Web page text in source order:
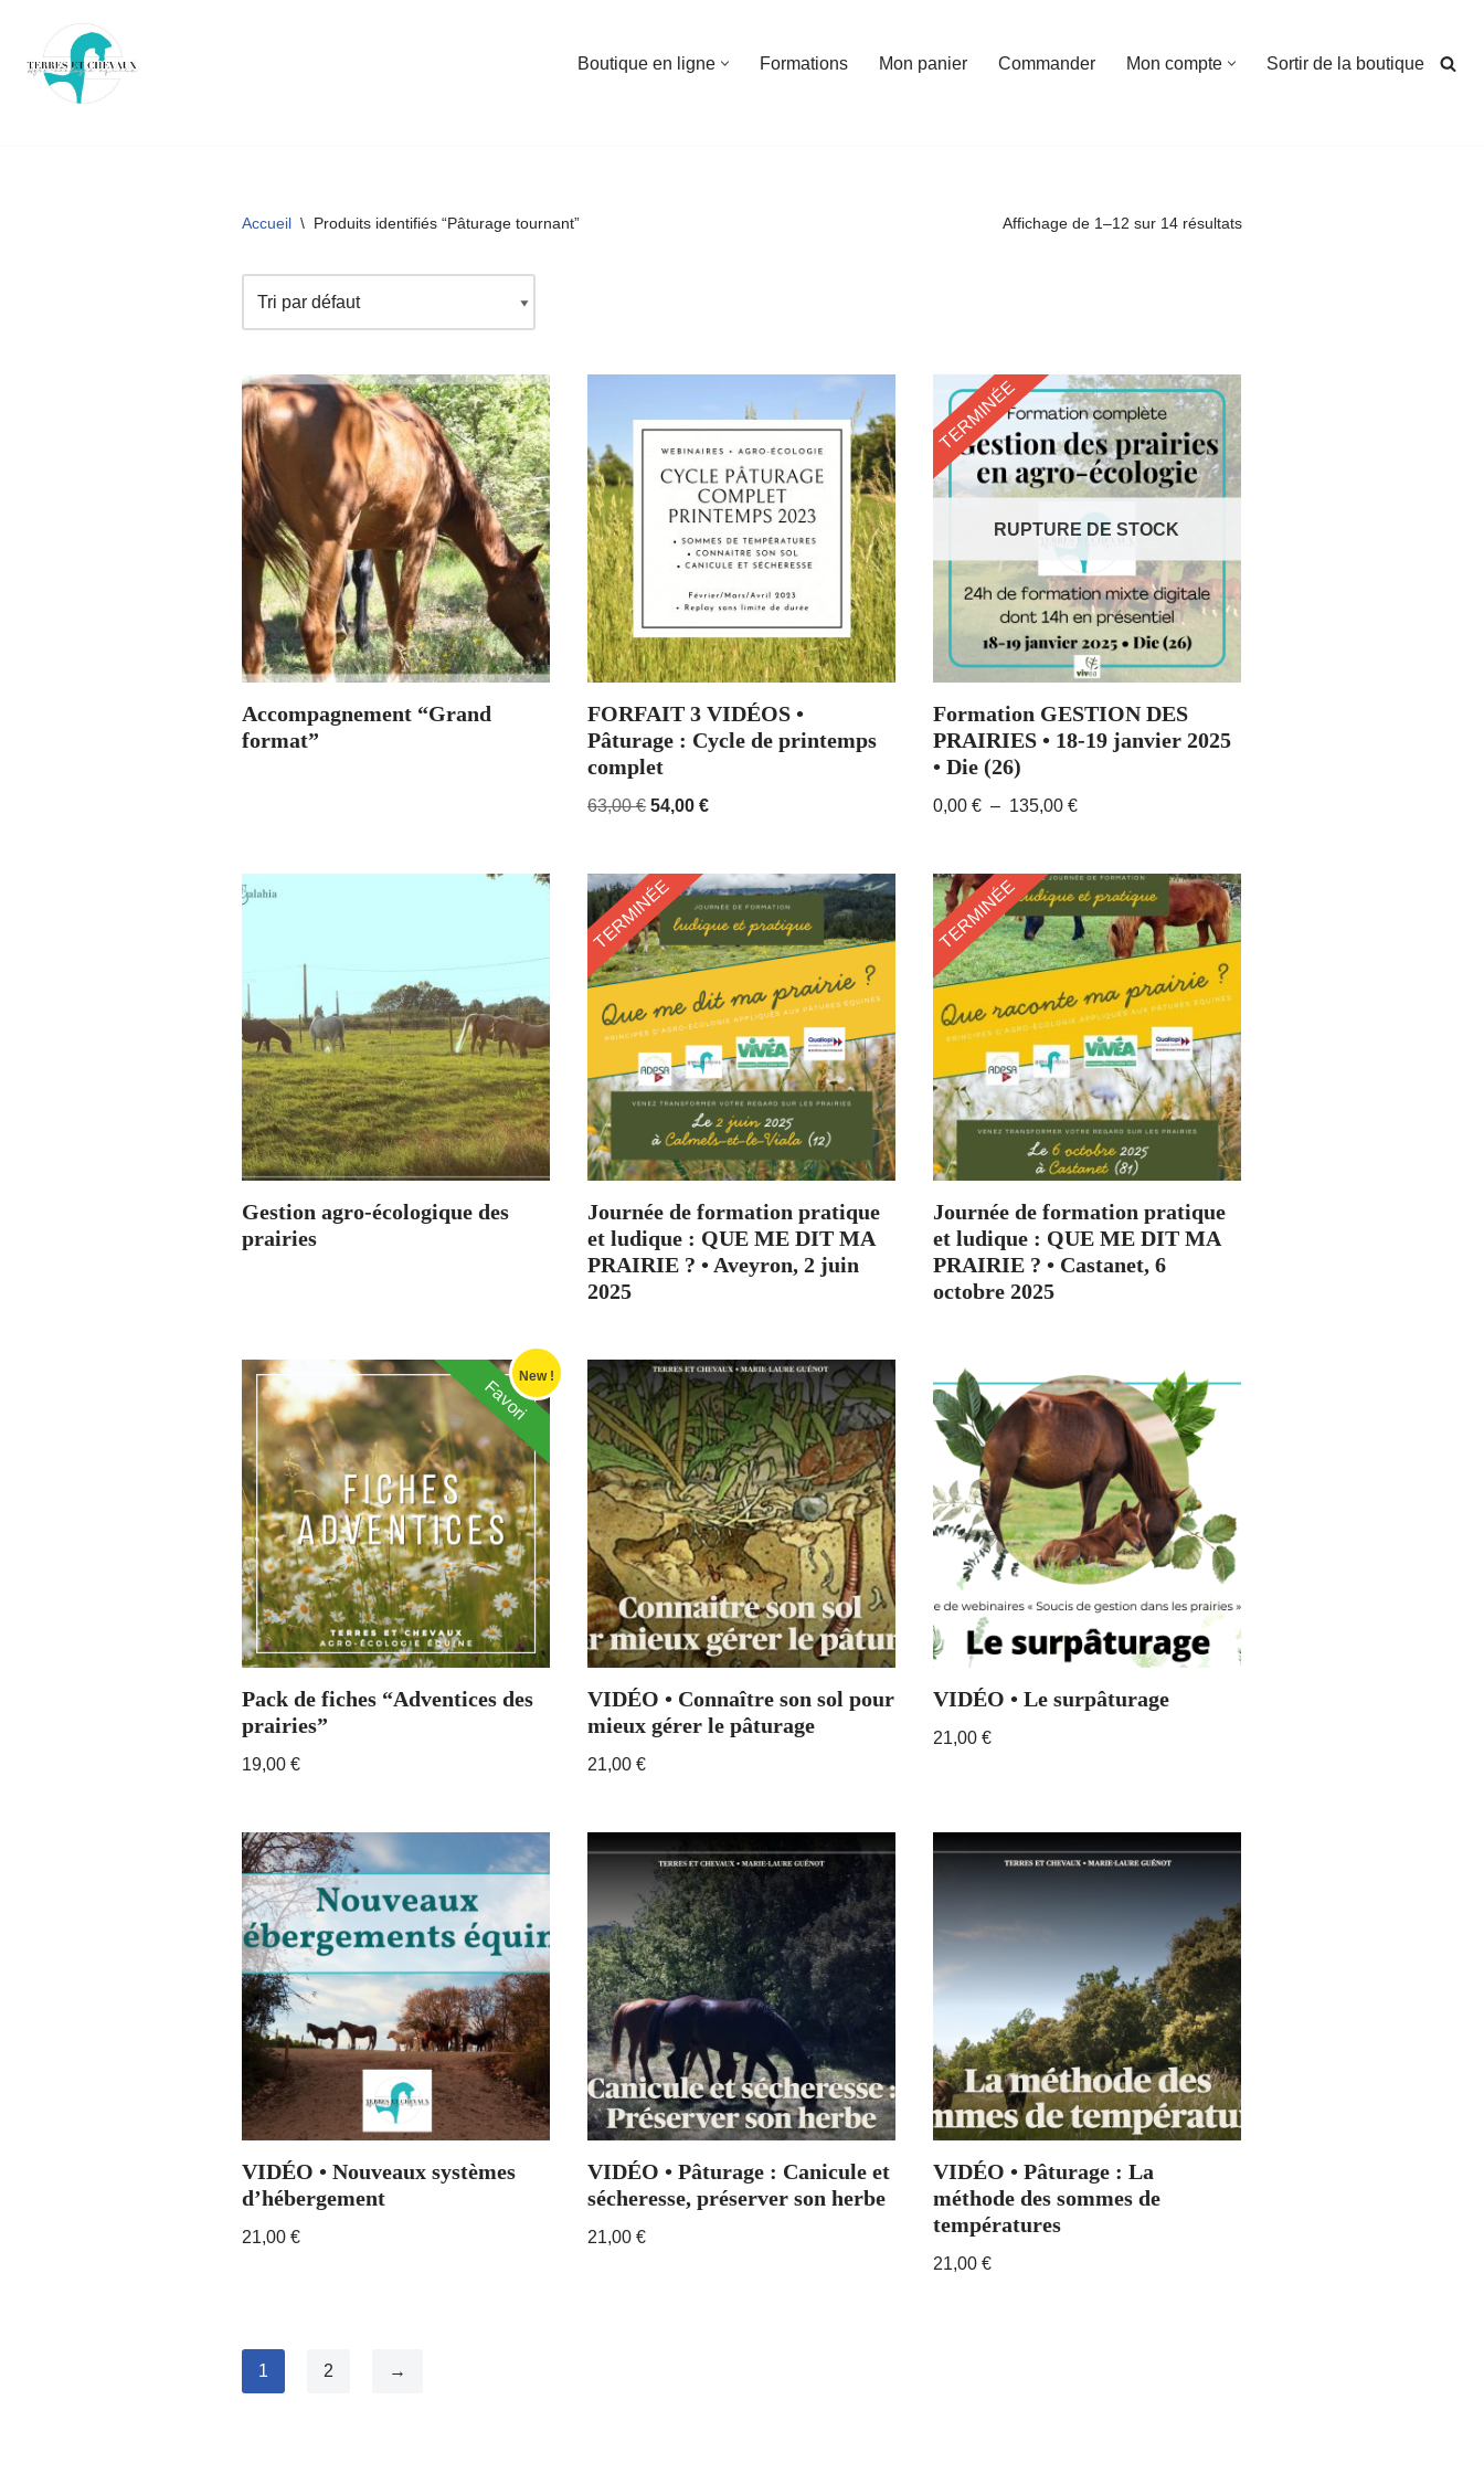
Aller
Boutique en ligne Formations Mon panier Commander Mon compte Sortir de la boutique
Accueil \ Produits identifiés “Pâturage tournant” Affichage de 1–12 sur 14 résultats
Accompagnement “Grand
format”
FORFAIT 3 VIDÉOS •
Pâturage : Cycle de printemps
complet
63,00€ 54,00€
RUPTURE DE STOCK
TERMINÉE
Formation GESTION DES
PRAIRIES • 18-19 janvier 2025
• Die (26)
0,00€ – 135,00€
Gestion agro-écologique des
prairies
TERMINÉE
Journée de formation pratique
et ludique : QUE ME DIT MA
PRAIRIE ? • Aveyron, 2 juin
2025
TERMINÉE
Journée de formation pratique
et ludique : QUE ME DIT MA
PRAIRIE ? • Castanet, 6
octobre 2025
Favori
New !
Pack de fiches “Adventices des
prairies”
19,00 €
VIDÉO • Connaître son sol pour
mieux gérer le pâturage
21,00€
VIDÉO • Le surpâturage
21,00€
VIDÉO • Nouveaux systèmes
d’hébergement
21,00 €
VIDÉO • Pâturage : Canicule et
sécheresse, préserver son herbe
21,00€
VIDÉO • Pâturage : La
méthode des sommes de
températures
21,00€
1 2 →